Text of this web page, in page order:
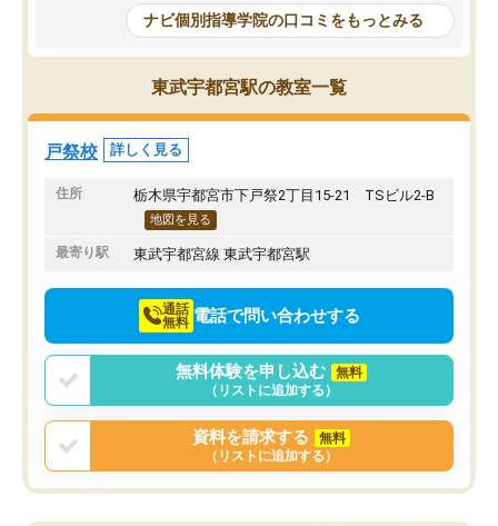
教室は少し狭い印象なので夜の時間帯
など生徒さんが多い時間帯は手狭では
ないかな？と感じます。
また駅前にあるのでアクセスは良いで
すが駐車場がないのでお迎えの際に近
隣のコインパーキングを利用または路
上駐車をするしかない点が少し不便で
方を丁寧に教えてくださ
が深まっていると感じま
熱心で、一人ひとりの苦
握し、復習や講習を通し
前より勉強に前向きに取
りたいと思える塾です。
ナビ個別指導学院の口コミをもっとみる
東武宇都宮駅の教室一覧
戸祭校 詳しく見る
住所 栃木県宇都宮市下戸祭2丁目15-21 TSビル2-B
地図を見る
最寄り駅 東武宇都宮線 東武宇都宮駅
通話
無料 電話で問い合わせする
無料体験を申し込む
無料
（リストに追加する）
資料を請求する
無料
（リストに追加する）